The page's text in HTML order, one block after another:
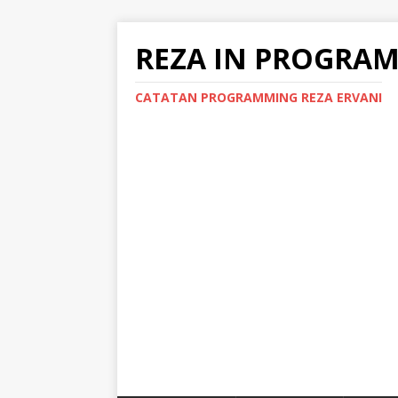
REZA IN
CATATAN PROGRAMMING REZA ERVANI